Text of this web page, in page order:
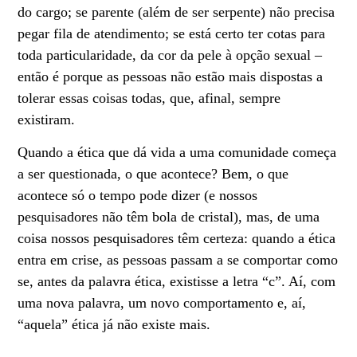
do cargo; se parente (além de ser serpente) não precisa
pegar fila de atendimento; se está certo ter cotas para
toda particularidade, da cor da pele à opção sexual –
então é porque as pessoas não estão mais dispostas a
tolerar essas coisas todas, que, afinal, sempre
existiram.
Quando a ética que dá vida a uma comunidade começa
a ser questionada, o que acontece? Bem, o que
acontece só o tempo pode dizer (e nossos
pesquisadores não têm bola de cristal), mas, de uma
coisa nossos pesquisadores têm certeza: quando a ética
entra em crise, as pessoas passam a se comportar como
se, antes da palavra ética, existisse a letra “c”. Aí, com
uma nova palavra, um novo comportamento e, aí,
“aquela” ética já não existe mais.